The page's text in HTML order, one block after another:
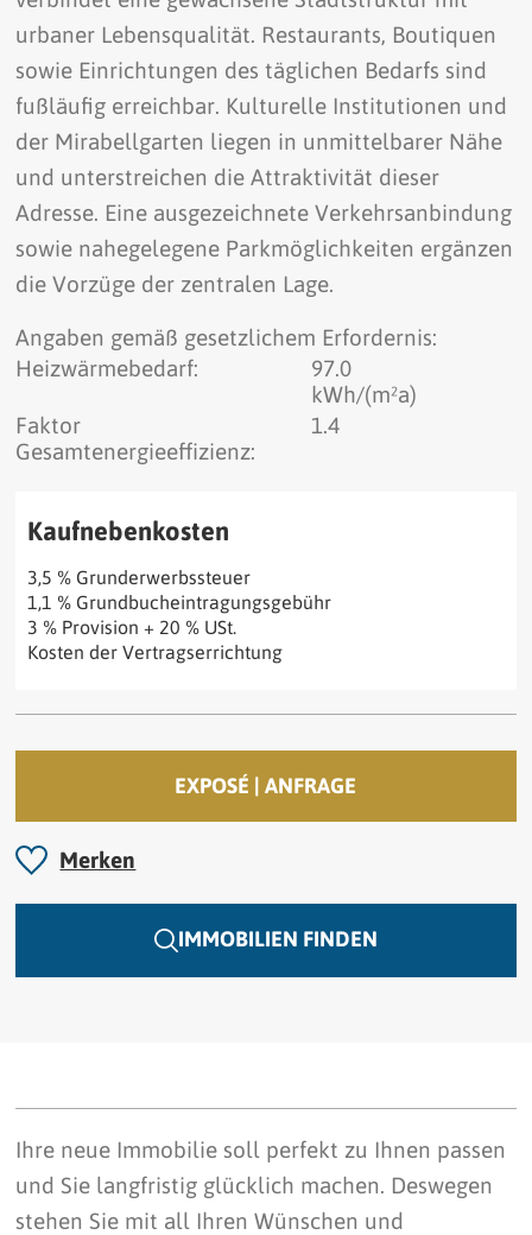
urbaner Lebensqualität. Restaurants, Boutiquen
sowie Einrichtungen des täglichen Bedarfs sind
fußläufig erreichbar. Kulturelle Institutionen und
der Mirabellgarten liegen in unmittelbarer Nähe
und unterstreichen die Attraktivität dieser
Adresse. Eine ausgezeichnete Verkehrsanbindung
sowie nahegelegene Parkmöglichkeiten ergänzen
die Vorzüge der zentralen Lage.
Angaben gemäß gesetzlichem Erfordernis:
Heizwärmebedarf:
97.0
kWh/(m²a)
Faktor
Gesamtenergieeffizienz:
1.4
Kaufnebenkosten
3,5 % Grunderwerbssteuer
1,1 % Grundbucheintragungsgebühr
3 % Provision + 20 % USt.
Kosten der Vertragserrichtung
EXPOSÉ | ANFRAGE
Merken
IMMOBILIEN FINDEN
Ihre neue Immobilie soll perfekt zu Ihnen passen
und Sie langfristig glücklich machen. Deswegen
stehen Sie mit all Ihren Wünschen und